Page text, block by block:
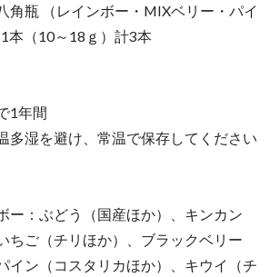
角瓶 （レインボー・MIXベリー・パイ
本（10～18ｇ）計3本
1年間
多湿を避け、常温で保存してください
ー：ぶどう（国産ほか）、キンカン
ちご（チリほか）、ブラックベリー
イン（コスタリカほか）、キウイ（チ